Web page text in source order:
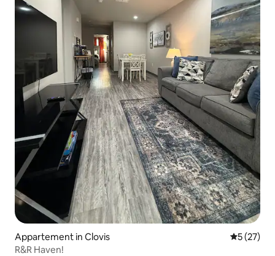
Appartement in Clovis
5 (27)
R&R Haven!